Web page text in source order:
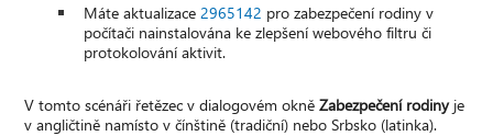
Máte aktualizace2965142 pro zabezpečení rodiny v
počítači nainstalována ke zlepšení webového filtru či
protokolování aktivit.
V tomto scénáři řetězec v dialogovém okněZabezpečení rodinyje
v angličtině namísto v čínštině (tradiční) nebo Srbsko (latinka).